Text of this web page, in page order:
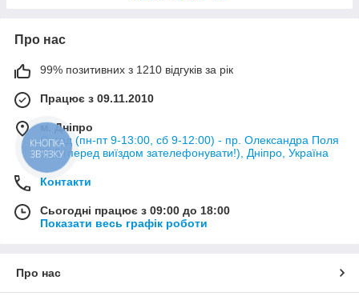
Про нас
99% позитивних з 1210 відгуків за рік
Працює з 09.11.2010
м. Дніпро
Склад (пн-пт 9-13:00, сб 9-12:00) - пр. Олександра Поля
50Д (перед виїздом зателефонувати!), Дніпро, Україна
Контакти
Сьогодні працює з 09:00 до 18:00
Показати весь графік роботи
Про нас
КНОПКА
ЗВ'ЯЗКУ